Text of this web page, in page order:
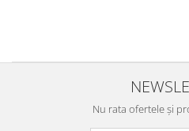
Nu rata ofertele și